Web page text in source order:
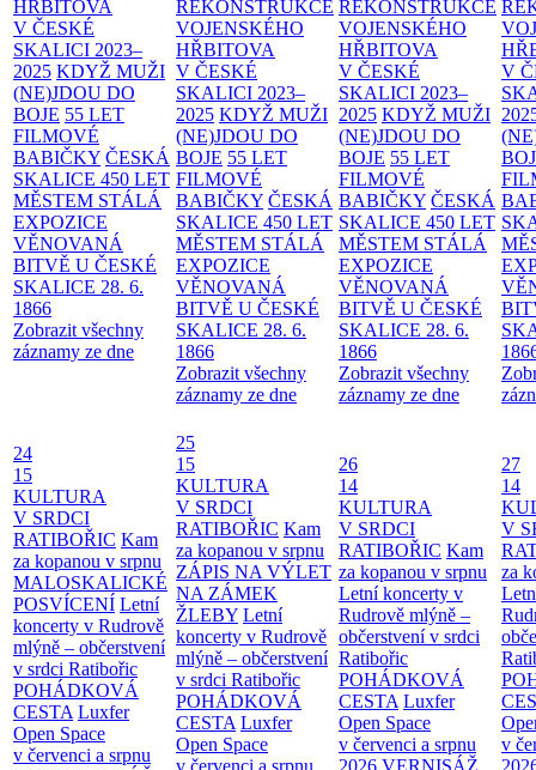
HŘBITOVA
V ČESKÉ
SKALICI 2023–
2025 KDYŽ MUŽI
(NE)JDOU DO
BOJE 55 LET
FILMOVÉ
BABIČKY ČESKÁ
SKALICE 450 LET
MĚSTEM STÁLÁ
EXPOZICE
VĚNOVANÁ
BITVĚ U ČESKÉ
SKALICE 28. 6.
1866
Zobrazit všechny
záznamy ze dne
REKONSTRUKCE
VOJENSKÉHO
HŘBITOVA
V ČESKÉ
SKALICI 2023–
2025 KDYŽ MUŽI
(NE)JDOU DO
BOJE 55 LET
FILMOVÉ
BABIČKY ČESKÁ
SKALICE 450 LET
MĚSTEM STÁLÁ
EXPOZICE
VĚNOVANÁ
BITVĚ U ČESKÉ
SKALICE 28. 6.
1866
Zobrazit všechny
záznamy ze dne
REKONSTRUKCE
VOJENSKÉHO
HŘBITOVA
V ČESKÉ
SKALICI 2023–
2025 KDYŽ MUŽI
(NE)JDOU DO
BOJE 55 LET
FILMOVÉ
BABIČKY ČESKÁ
SKALICE 450 LET
MĚSTEM STÁLÁ
EXPOZICE
VĚNOVANÁ
BITVĚ U ČESKÉ
SKALICE 28. 6.
1866
Zobrazit všechny
záznamy ze dne
V
24
15
KULTURA
V SRDCI
RATIBOŘIC Kam
za kopanou v srpnu
MALOSKALICKÉ
POSVÍCENÍ Letní
koncerty v Rudrově
mlýně – občerstvení
v srdci Ratibořic
POHÁDKOVÁ
CESTA Luxfer
Open Space
v červenci a srpnu
25
15
KULTURA
V SRDCI
RATIBOŘIC Kam
za kopanou v srpnu
ZÁPIS NA VÝLET
NA ZÁMEK
ŽLEBY Letní
koncerty v Rudrově
mlýně – občerstvení
v srdci Ratibořic
POHÁDKOVÁ
CESTA Luxfer
Open Space
v červenci a srpnu
26
14
KULTURA
V SRDCI
RATIBOŘIC Kam
za kopanou v srpnu
Letní koncerty v
Rudrově mlýně –
občerstvení v srdci
Ratibořic
POHÁDKOVÁ
CESTA Luxfer
Open Space
v červenci a srpnu
2026 VERNISÁŽ
27
14
V
za
v